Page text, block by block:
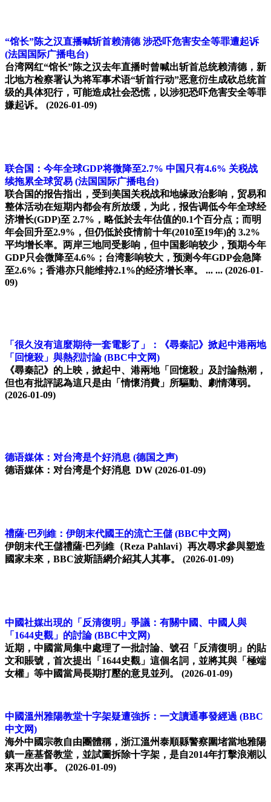
“馆长”陈之汉直播喊斩首赖清德 涉恐吓危害安全等罪遭起诉
(法国国际广播电台)
台湾网红“馆长”陈之汉去年直播时曾喊出斩首总统赖清德，新
北地方检察署认为将军事术语“斩首行动”恶意衍生成砍总统首
级的具体犯行，可能造成社会恐慌，以涉犯恐吓危害安全等罪
嫌起诉。 (2026-01-09)
联合国：今年全球GDP将微降至2.7% 中国只有4.6% 关税战
续拖累全球贸易 (法国国际广播电台)
联合国的报告指出，受到美国关税战和地缘政治影响，贸易和
整体活动在短期内都会有所放缓，为此，报告调低今年全球经
济增长(GDP)至 2.7%，略低於去年估值的0.1个百分点；而明
年会回升至2.9%，但仍低於疫情前十年(2010至19年)的 3.2%
平均增长率。两岸三地同受影响，但中国影响较少，预期今年
GDP只会微降至4.6%；台湾影响较大，预测今年GDP会急降
至2.6%；香港亦只能维持2.1%的经济增长率。 ... ... (2026-01-
09)
「很久沒有這麼期待一套電影了」：《尋秦記》掀起中港兩地
「回憶殺」與熱烈討論 (BBC中文网)
《尋秦記》的上映，掀起中、港兩地「回憶殺」及討論熱潮，
但也有批評認為這只是由「情懷消費」所驅動、劇情薄弱。
(2026-01-09)
德语媒体：对台湾是个好消息 (德国之声)
德语媒体：对台湾是个好消息 DW (2026-01-09)
禮薩·巴列維：伊朗末代國王的流亡王儲 (BBC中文网)
伊朗末代王儲禮薩·巴列維（Reza Pahlavi）再次尋求參與塑造
國家未來，BBC波斯語網介紹其人其事。
(2026-01-09)
中國社媒出現的「反清復明」爭議：有關中國、中國人與
「1644史觀」的討論 (BBC中文网)
近期，中國當局集中處理了一批討論、號召「反清復明」的貼
文和賬號，首次提出「1644史觀」這個名詞，並將其與「極端
女權」等中國當局長期打壓的意見並列。
(2026-01-09)
中國溫州雅陽教堂十字架疑遭強拆：一文讀通事發經過 (BBC
中文网)
海外中國宗教自由團體稱，浙江溫州泰順縣警察圍堵當地雅陽
鎮一座基督教堂，並試圖拆除十字架，是自2014年打擊浪潮以
來再次出事。
(2026-01-09)